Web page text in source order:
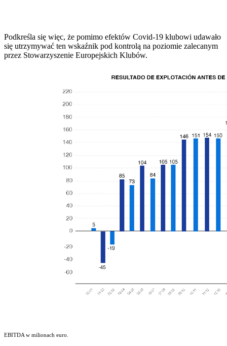
Podkreśla się więc, że pomimo efektów Covid-19 klubowi udawało
się utrzymywać ten wskaźnik pod kontrolą na poziomie zalecanym
przez Stowarzyszenie Europejskich Klubów.
EBITDA w milionach euro.